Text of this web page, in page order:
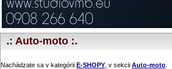
.: Auto-moto :.
Nachádzate sa v kategórii E-SHOPY , v sekcii Auto-moto